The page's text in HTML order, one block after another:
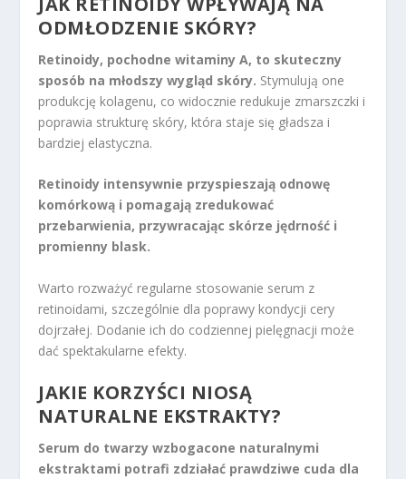
ODMŁODZENIE SKÓRY?
Retinoidy, pochodne witaminy A, to skuteczny
sposób na młodszy wygląd skóry. Stymulują one
produkcję kolagenu, co widocznie redukuje zmarszczki i
poprawia strukturę skóry, która staje się gładsza i
bardziej elastyczna.
Retinoidy intensywnie przyspieszają odnowę
komórkową i pomagają zredukować
przebarwienia, przywracając skórze jędrność i
promienny blask.
Warto rozważyć regularne stosowanie serum z
retinoidami, szczególnie dla poprawy kondycji cery
dojrzałej. Dodanie ich do codziennej pielęgnacji może
dać spektakularne efekty.
JAKIE KORZYŚCI NIOSĄ
NATURALNE EKSTRAKTY?
Serum do twarzy wzbogacone naturalnymi
ekstraktami potrafi zdziałać prawdziwe cuda dla